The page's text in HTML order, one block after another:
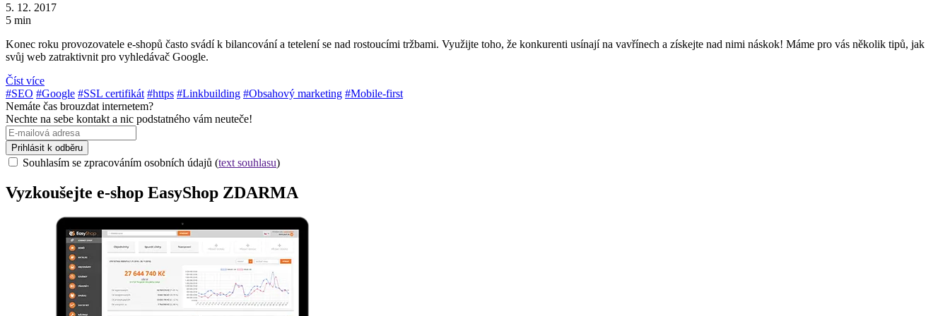
5. 12. 2017
5 min
Konec roku provozovatele e-shopů často svádí k bilancování a tetelení se nad rostoucími tržbami. Využijte toho, že konkurenti usínají na vavřínech a získejte nad nimi náskok! Máme pro vás několik tipů, jak
svůj web zatraktivnit pro vyhledávač Google.
Číst více
#SEO #Google #SSL certifikát #https #Linkbuilding #Obsahový marketing #Mobile-first
Nemáte čas brouzdat internetem?
Nechte na sebe kontakt a nic podstatného vám neuteče!
Prihlásit k odběru
Souhlasím se zpracováním osobních údajů (text souhlasu)
Vyzkoušejte e-shop EasyShop ZDARMA